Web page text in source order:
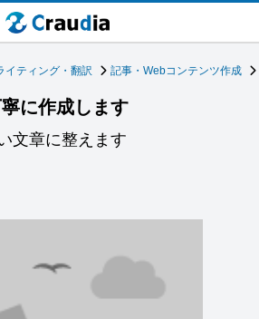
イティング・翻訳 記事・Webコンテンツ作成
に作成します
文章に整えます